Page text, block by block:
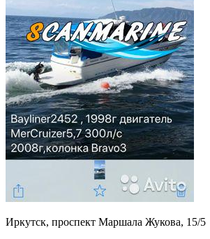
Иркутск, проспект Маршала Жукова, 15/5